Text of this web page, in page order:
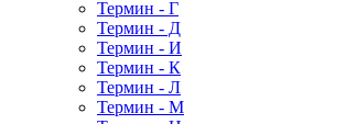
Термин - Г
Термин - Д
Термин - И
Термин - К
Термин - Л
Термин - М